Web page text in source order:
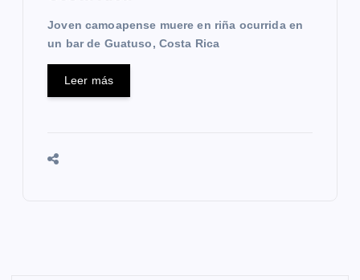
Joven camoapense muere en riña ocurrida en
un bar de Guatuso, Costa Rica
Leer más